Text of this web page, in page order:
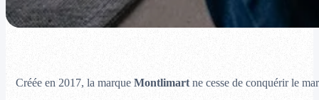
Créée en 2017, la marqueMontlimartne cesse de conquérir le